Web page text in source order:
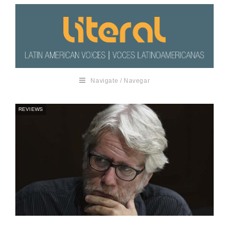
Navigate / Navegar
REVIEWS